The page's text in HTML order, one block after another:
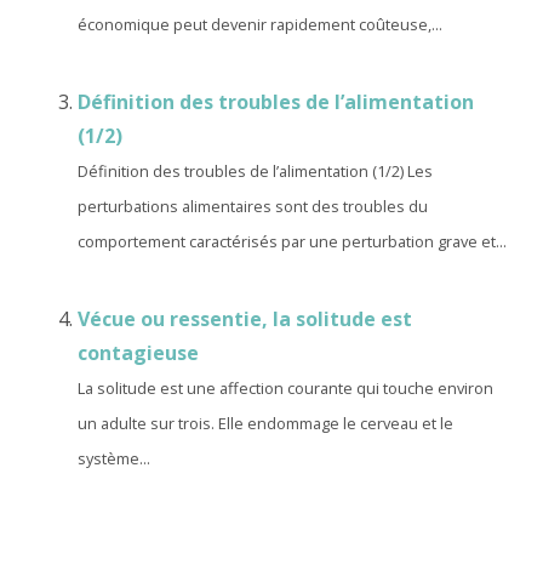
économique peut devenir rapidement coûteuse,...
Définition des troubles de l’alimentation
(1/2)
Définition des troubles de l’alimentation (1/2) Les
perturbations alimentaires sont des troubles du
comportement caractérisés par une perturbation grave et...
Vécue ou ressentie, la solitude est
contagieuse
La solitude est une affection courante qui touche environ
un adulte sur trois. Elle endommage le cerveau et le
système...